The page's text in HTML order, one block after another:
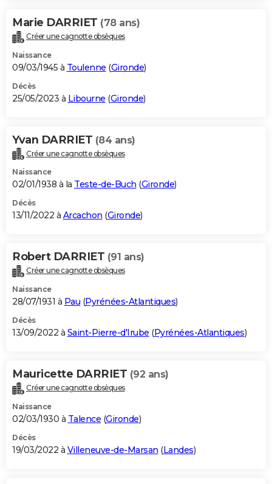
Marie DARRIET (78 ans)
Créer une cagnotte obsèques
Naissance
09/03/1945 à Toulenne (Gironde)
Décès
25/05/2023 à Libourne (Gironde)
Yvan DARRIET (84 ans)
Créer une cagnotte obsèques
Naissance
02/01/1938 à la Teste-de-Buch (Gironde)
Décès
13/11/2022 à Arcachon (Gironde)
Robert DARRIET (91 ans)
Créer une cagnotte obsèques
Naissance
28/07/1931 à Pau (Pyrénées-Atlantiques)
Décès
13/09/2022 à Saint-Pierre-d'Irube (Pyrénées-Atlantiques)
Mauricette DARRIET (92 ans)
Créer une cagnotte obsèques
Naissance
02/03/1930 à Talence (Gironde)
Décès
19/03/2022 à Villeneuve-de-Marsan (Landes)